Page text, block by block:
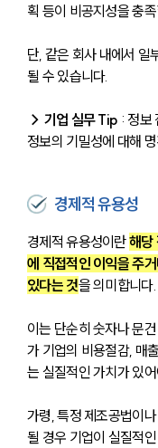
획 등이 비공지성을 충
단, 같은 회사 내에서 일
될 수 있습니다.
→ 기업 실무 Tip : 정보
정보의 기밀성에 대해
경제적 유용성
경제적 유용성이란 해당
에 직접적인 이익을 주
있다는 것을 의미합니다.
이는 단순히 숫자나 문
가 기업의 비용절감, 매
는 실질적인 가치가 있
가령, 특정 제조공법이
될 경우 기업이 실질적